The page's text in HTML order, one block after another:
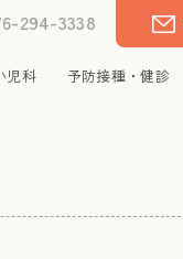
294-3338
児科 予防接種・健診